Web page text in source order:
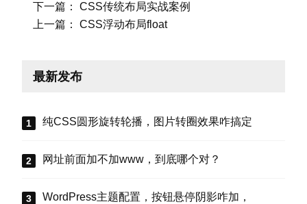
下一篇：
CSS传统布局实战案例
上一篇：
CSS浮动布局float
最新发布
纯CSS圆形旋转轮播，图片转圈效果咋搞定
网址前面加不加www，到底哪个对？
WordPress主题配置，按钮悬停阴影咋加，